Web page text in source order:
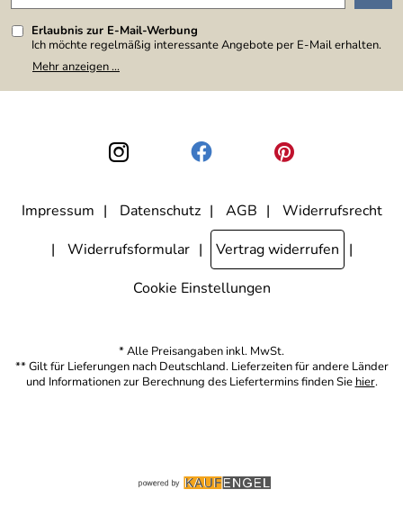
Erlaubnis zur E-Mail-Werbung
Ich möchte regelmäßig interessante Angebote per E-Mail erhalten.
Meine E-Mail-Adresse wird nicht an andere Unternehmen
weitergegeben. Zu statistischen Zwecken wird in anonymer Form
den Link "Abmelden" am Ende des Newsletters anklicke. Die
Datenschutzerklärung
habe ich zur Kenntnis genommen.
Mehr anzeigen ...
Impressum Datenschutz AGB
Widerrufsrecht
Widerrufsformular
Vertrag widerrufen
Cookie Einstellungen
* Alle Preisangaben inkl. MwSt.
** Gilt für Lieferungen nach Deutschland. Lieferzeiten für andere Länder
und Informationen zur Berechnung des Liefertermins finden Sie hier.